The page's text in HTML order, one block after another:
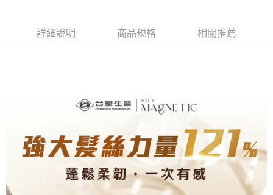
上海商業儲蓄銀行
台北富邦商業銀行
永豐商業銀行
星展（台灣）商業銀行
台灣樂天信用卡公司
LINE Pay
大哥付你分期
【大哥付你分期使用說明】
1.本服務由台灣大哥大提供，台灣大哥大用戶可立即使用無須另外申請。
詳細說明 商品規格 相關推薦